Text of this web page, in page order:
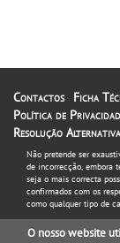
Contactos Ficha
Política de
Resolução
Não pretende ser
de incorrecção, embora
seja o mais correcta
confirmados com os
como qualquer tipo de
O nosso website